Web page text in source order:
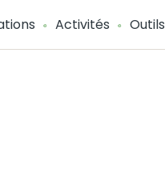
Activités Outils